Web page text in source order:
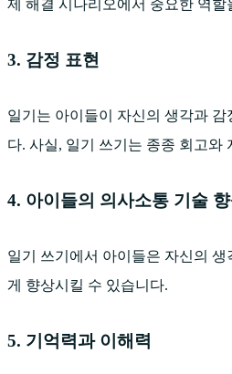
제 해결 시나리오에서 중요한 역할
3. 감정 표현
일기는 아이들이 자신의 생각과
다. 사실, 일기 쓰기는 종종 회고와
4. 아이들의 의사소통 기술
일기 쓰기에서 아이들은 자신의
게 향상시킬 수 있습니다.
5. 기억력과 이해력